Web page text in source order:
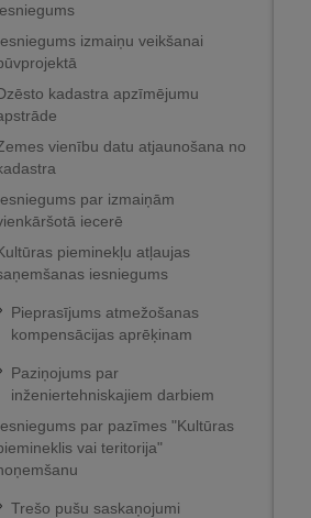
izmaiņu veikšanai
kadastra apzīmējumu
vienību datu atjaunošana no
par izmaiņām
iecerē
pieminekļu atļaujas
iesniegums
Pieprasījums atmežošanas
kompensācijas aprēķinam
Paziņojums par
inženiertehniskajiem darbiem
par pazīmes "Kultūras
vai teritorija"
Trešo pušu saskaņojumi